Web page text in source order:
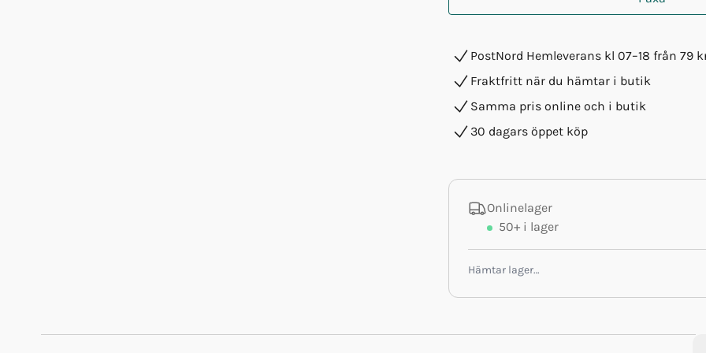
PostNord Hemleverans kl 07–18 från 79
Fraktfritt när du hämtar i butik
Samma pris online och i butik
30 dagars öppet köp
Onlinelager
50+ i lager
Hämtar lager…